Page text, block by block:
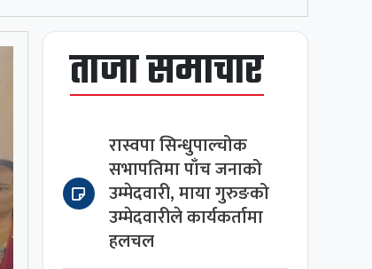
ताजा समाचार
रास्वपा सिन्धुपाल्चोक
सभापतिमा पाँच जनाको
उम्मेदवारी, माया गुरुङको
उम्मेदवारीले कार्यकर्तामा
हलचल